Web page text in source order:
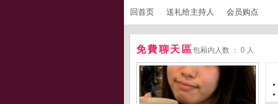
回首页 送礼给主持人 会员购点
免費聊天區包厢内人数 ： 0 人